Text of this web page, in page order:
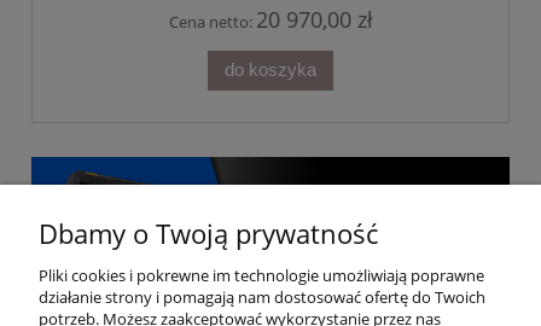
Cena netto: 20 970,00 zł
do koszyka
Dbamy o Twoją prywatność
Pliki cookies i pokrewne im technologie umożliwiają poprawne
działanie strony i pomagają nam dostosować ofertę do Twoich
potrzeb. Możesz zaakceptować wykorzystanie przez nas